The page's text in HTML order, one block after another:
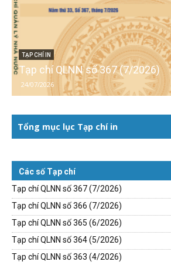
TẠP CHÍ IN
Tạp chí QLNN số 367 (7/2026)
24/07/2026
Tổng mục lục Tạp chí in
Các số Tạp chí
Tạp chí QLNN số 367 (7/2026)
Tạp chí QLNN số 366 (7/2026)
Tạp chí QLNN số 365 (6/2026)
Tạp chí QLNN số 364 (5/2026)
Tạp chí QLNN số 363 (4/2026)